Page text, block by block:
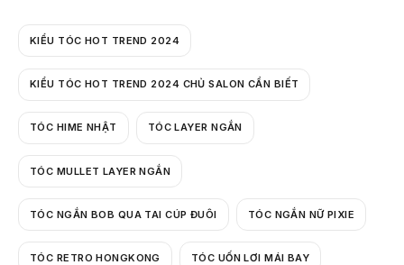
KIỂU TÓC HOT TREND 2024
KIỂU TÓC HOT TREND 2024 CHỦ SALON CẦN BIẾT
TÓC HIME NHẬT TÓC LAYER NGẮN
TÓC MULLET LAYER NGẮN
TÓC NGẮN BOB QUA TAI CÚP ĐUÔI TÓC NGẮN NỮ PIXIE
TÓC RETRO HONGKONG TÓC UỐN LƠI MÁI BAY